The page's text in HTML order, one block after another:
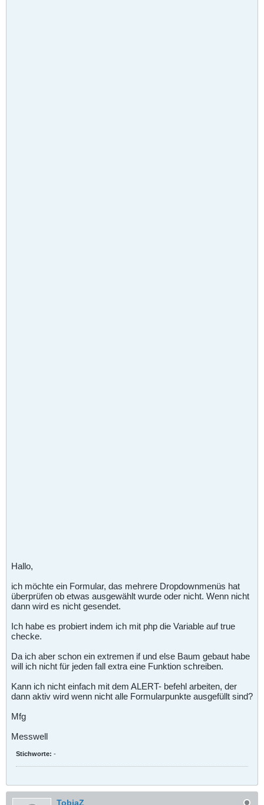
Hallo,
ich möchte ein Formular, das mehrere Dropdownmenüs hat
überprüfen ob etwas ausgewählt wurde oder nicht. Wenn nicht
dann wird es nicht gesendet.
Ich habe es probiert indem ich mit php die Variable auf true
checke.
Da ich aber schon ein extremen if und else Baum gebaut habe
will ich nicht für jeden fall extra eine Funktion schreiben.
Kann ich nicht einfach mit dem ALERT- befehl arbeiten, der
dann aktiv wird wenn nicht alle Formularpunkte ausgefüllt sind?
Mfg
Messwell
Stichworte: -
TobiaZ